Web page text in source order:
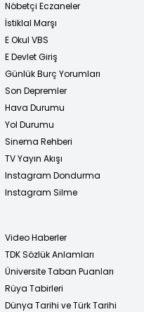
Nöbetçi Eczaneler
İstiklal Marşı
E Okul VBS
E Devlet Giriş
Günlük Burç Yorumları
Son Depremler
Hava Durumu
Yol Durumu
Sinema Rehberi
TV Yayın Akışı
Instagram Dondurma
Instagram Silme
Video Haberler
TDK Sözlük Anlamları
Üniversite Taban Puanları
Rüya Tabirleri
Dünya Tarihi ve Türk Tarihi